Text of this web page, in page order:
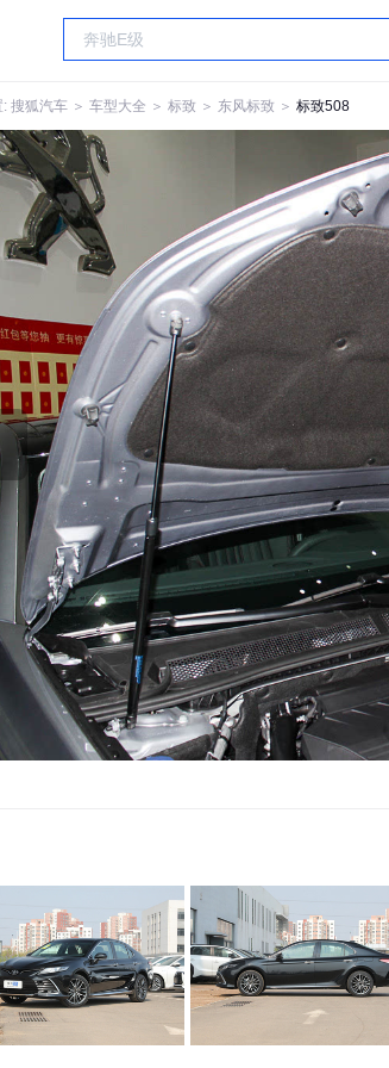
: 搜狐汽车 ＞ 车型大全 ＞ 标致 ＞ 东风标致 ＞ 标致508